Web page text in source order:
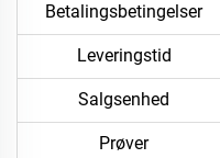
Betalingsbetingelser
Leveringstid
Salgsenhed
Prøver